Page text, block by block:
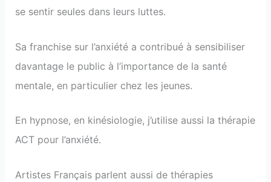
se sentir seules dans leurs luttes.
Sa franchise sur l’anxiété a contribué à sensibiliser
davantage le public à l’importance de la santé
mentale, en particulier chez les jeunes.
En hypnose, en kinésiologie, j’utilise aussi la thérapie
ACT pour l’anxiété.
Artistes Français parlent aussi de thérapies